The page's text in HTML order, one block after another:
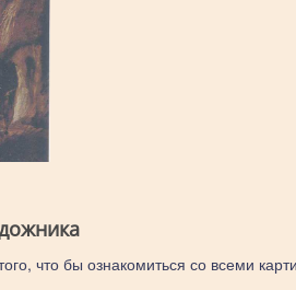
что бы ознакомиться со всеми